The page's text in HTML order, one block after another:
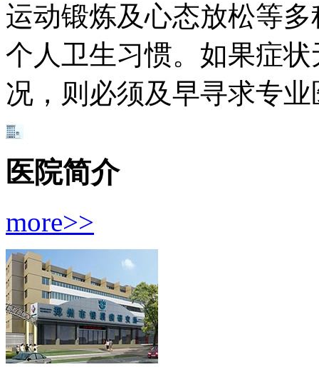
运动锻炼及心态放松等
个人卫生习惯。如果症
况，则必须及早寻求专
医院简介
more>>